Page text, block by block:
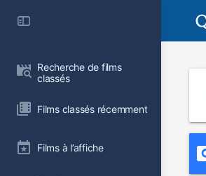
Recherche de films
classés
Films classés récemment
Films à l’affiche